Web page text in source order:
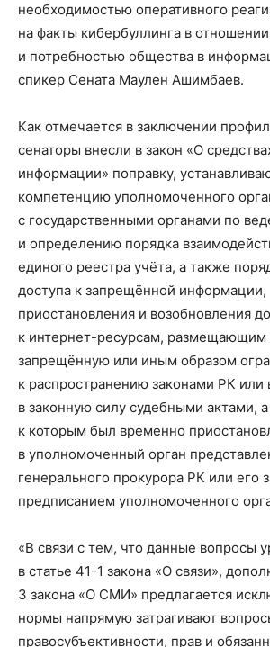
необходимостью оперативного
на факты кибербуллинга в
и потребностью общества в
спикер Сената Маулен Ашимбаев.
Как отмечается в заключении
сенаторы внесли в закон «О
информации» поправку,
компетенцию уполномоченного
с государственными органами по
и определению порядка
единого реестра учёта, а также
доступа к запрещённой информации,
приостановления и возобновления
к интернет-ресурсам,
запрещённую или иным образом
к распространению законами РК или
в законную силу судебными актами,
к которым был временно
в уполномоченный орган
генерального прокурора РК или его
предписанием уполномоченного
«В связи с тем, что данные вопросы
в статье 41-1 закона «О связи»,
3 закона «О СМИ» предлагается
нормы напрямую затрагивают
правосубъективности, прав и